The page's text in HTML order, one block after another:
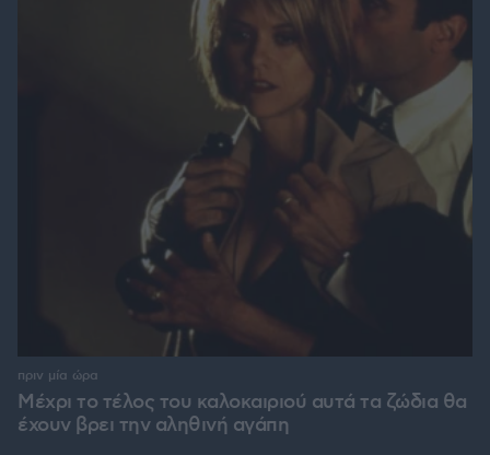
Μέχρι το τέλος του καλοκαιριού αυτά τα ζώδια θα
έχουν βρει την αληθινή αγάπη
πριν μία ώρα